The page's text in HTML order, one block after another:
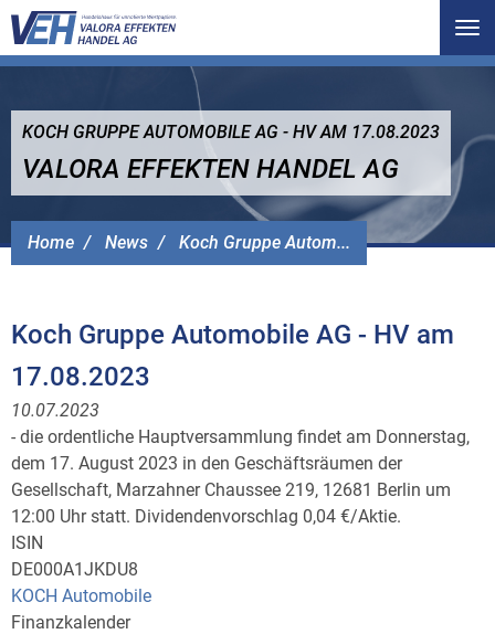
Home News Koch Gruppe Autom...
KOCH GRUPPE AUTOMOBILE AG - HV AM 17.08.2023
VALORA EFFEKTEN HANDEL AG
Koch Gruppe Automobile AG - HV am
17.08.2023
10.07.2023
- die ordentliche Hauptversammlung findet am Donnerstag,
dem 17. August 2023 in den Geschäftsräumen der
Gesellschaft, Marzahner Chaussee 219, 12681 Berlin um
12:00 Uhr statt. Dividendenvorschlag 0,04 €/Aktie.
ISIN
DE000A1JKDU8
KOCH Automobile
Finanzkalender